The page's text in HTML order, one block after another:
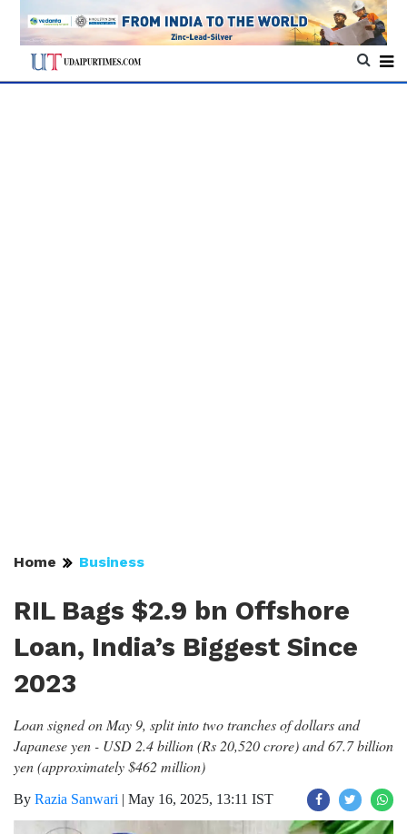
Home Business
RIL Bags $2.9 bn Offshore
Loan, India’s Biggest Since
2023
Loan signed on May 9, split into two tranches of dollars and
Japanese yen - USD 2.4 billion (Rs 20,520 crore) and 67.7 billion
yen (approximately $462 million)
By Razia Sanwari | May 16, 2025, 13:11 IST